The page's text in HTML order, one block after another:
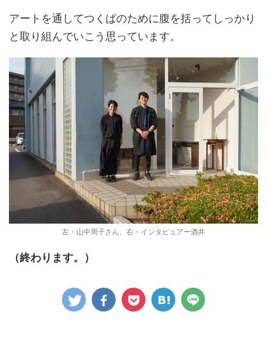
アートを通してつくばのために腹を括ってしっかり
と取り組んでいこう思っています。
左・山中周子さん、右・インタビュアー酒井
（終わります。）